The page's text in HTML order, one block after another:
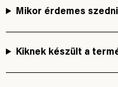
Mikor érdemes
Kiknek készült a